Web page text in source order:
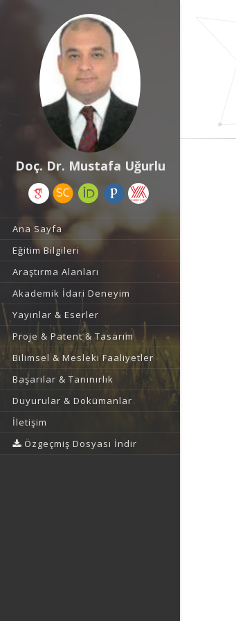
Doç. Dr. Mustafa Uğurlu
Ana Sayfa
Eğitim Bilgileri
Araştırma Alanları
Akademik İdari Deneyim
Yayınlar & Eserler
Proje & Patent & Tasarım
Bilimsel & Mesleki Faaliyetler
Başarılar & Tanınırlık
Duyurular & Dokümanlar
İletişim
Özgeçmiş Dosyası İndir